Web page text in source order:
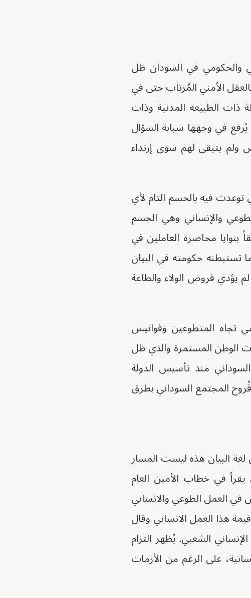
والحكومي في السودان ظل
الأمني المُرتاب حتى في
الطبيعه المدنية وذات
يُرفع في وجهها سبابة السؤال
ولم يتبقى لهم سوى إرتداء
ولاية الخرطوم الصادر بتاريخ 12 / 5/ 2025م والذي توعدت فيه بالحسم التام لأي
والإنساني وهي الجسم
محاصرة العاملين في
تستبطنه حكومته في البيان
فروض الولاء والطاعة
المتطوعين وفوانيس
الوطن المستمرة والذي ظل
منذ تأسيس الدولة
المجتمع السوداني بطرق
لغة البيان هذه ليست المسار
في خطاب الأمين العام
في العمل الطوعي والانساني
هذا العمل الانساني وقال
الإنساني الشعبي. يُظهر التزام
على الرغم من الأزمات